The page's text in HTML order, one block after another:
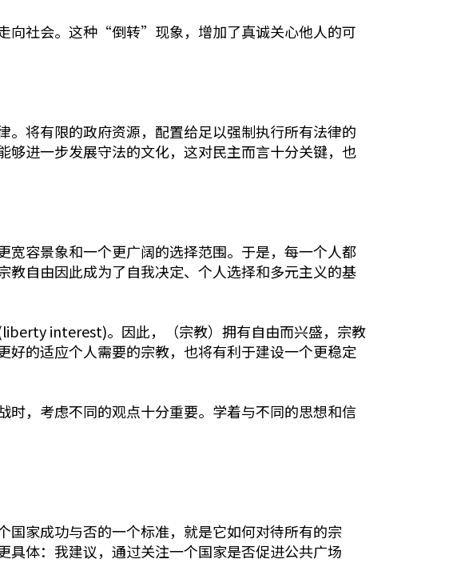
向社会。这种“倒转”现象，增加了真诚关心他人的可
将有限的政府资源，配置给足以强制执行所有法律的
进一步发展守法的文化，这对民主而言十分关键，也
容景象和一个更广阔的选择范围。于是，每一个人都
自由因此成为了自我决定、个人选择和多元主义的基
interest)。因此，（宗教）拥有自由而兴盛，宗教
的适应个人需要的宗教，也将有利于建设一个更稳定
，考虑不同的观点十分重要。学着与不同的思想和信
家成功与否的一个标准，就是它如何对待所有的宗
体：我建议，通过关注一个国家是否促进公共广场